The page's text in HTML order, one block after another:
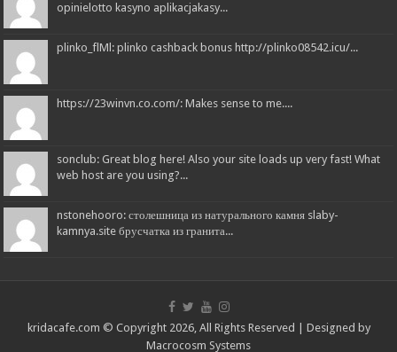
opinielotto kasyno aplikacjakasy...
plinko_flMl: plinko cashback bonus http://plinko08542.icu/...
https://23winvn.co.com/: Makes sense to me....
sonclub: Great blog here! Also your site loads up very fast! What
web host are you using?...
nstonehooro: столешница из натурального камня slaby-
kamnya.site брусчатка из гранита...
kridacafe.com © Copyright 2026, All Rights Reserved | Designed by
Macrocosm Systems